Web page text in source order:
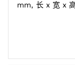
mm, 长 x 宽 x